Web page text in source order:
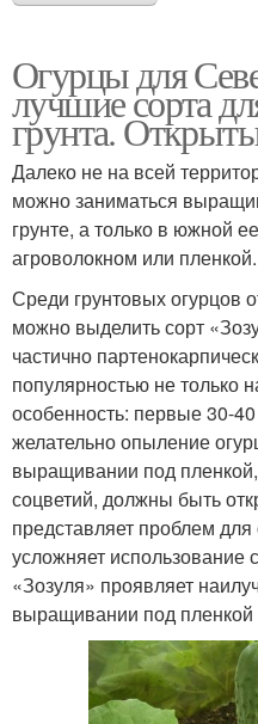
Огурцы для
лучшие сорта
грунта.
Далеко не на всей
можно заниматься
грунте, а только в южной
агроволокном или пленкой.
Среди грунтовых огурцов
можно выделить сорт
частично
популярностью не только
особенность: первые 30-
желательно опыление
выращивании под
соцветий, должны быть
представляет проблем для
усложняет использование
«Зозуля» проявляет
выращивании под пленкой